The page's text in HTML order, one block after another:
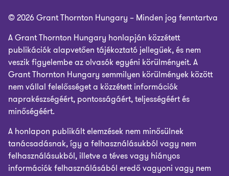
© 2026 Grant Thornton Hungary – Minden jog fenntartva
A Grant Thornton Hungary honlapján közzétett
publikációk alapvetően tájékoztató jellegűek, és nem
veszik figyelembe az olvasók egyéni körülményeit. A
Grant Thornton Hungary semmilyen körülmények között
nem vállal felelősséget a közzétett információk
naprakészségéért, pontosságáért, teljességéért és
minőségéért.
A honlapon publikált elemzések nem minősülnek
tanácsadásnak, így a felhasználásukból vagy nem
felhasználásukból, illetve a téves vagy hiányos
információk felhasználásából eredő vagyoni vagy nem